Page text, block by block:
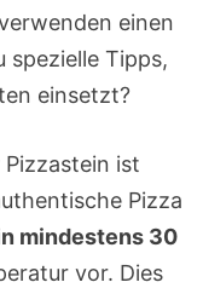
einen
spezielle Tipps,
einsetzt?
Pizzastein ist
Pizza
mindestens 30
vor. Dies